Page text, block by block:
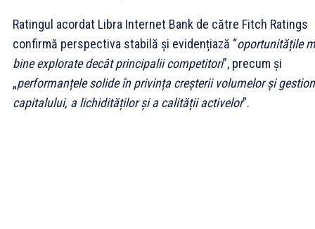
Ratingul acordat Libra Internet Bank de către Fitch Ratings
confirmă perspectiva stabilă și evidențiază “oportunitățile
bine explorate decât principalii competitori”, precum și
„performanțele solide în privința creșterii volumelor și
capitalului, a lichidităților și a calității activelor”.